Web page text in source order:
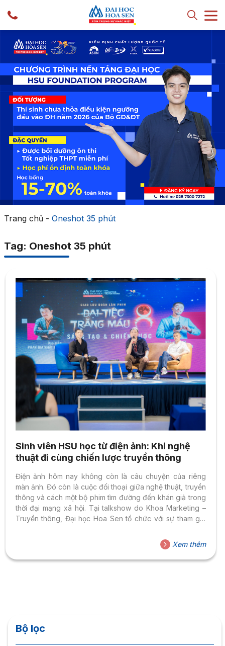
Trang chủ- Oneshot 35 phút
Tag: Oneshot 35 phút
Sinh viên HSU học từ điện ảnh: Khi nghệ
thuật đi cùng chiến lược truyền thông
Điện ảnh hôm nay không còn là câu chuyện của riêng
màn ảnh. Đó còn là cuộc đối thoại giữa nghệ thuật, truyền
thông và cách một bộ phim tìm đường đến khán giả trong
thời đại mạng xã hội. Tại talkshow do Khoa Marketing –
Truyền thông, Đại học Hoa Sen tổ chức với sự tham gia
Nguyễn, sinh viên HSU đã có cơ hội bước vào những câu
chuyện phía sau ánh đèn điện ảnh thông qua bộ phim Đại
tiệc trăng máu — nơi mỗi...
Xem thêm
Bộ lọc